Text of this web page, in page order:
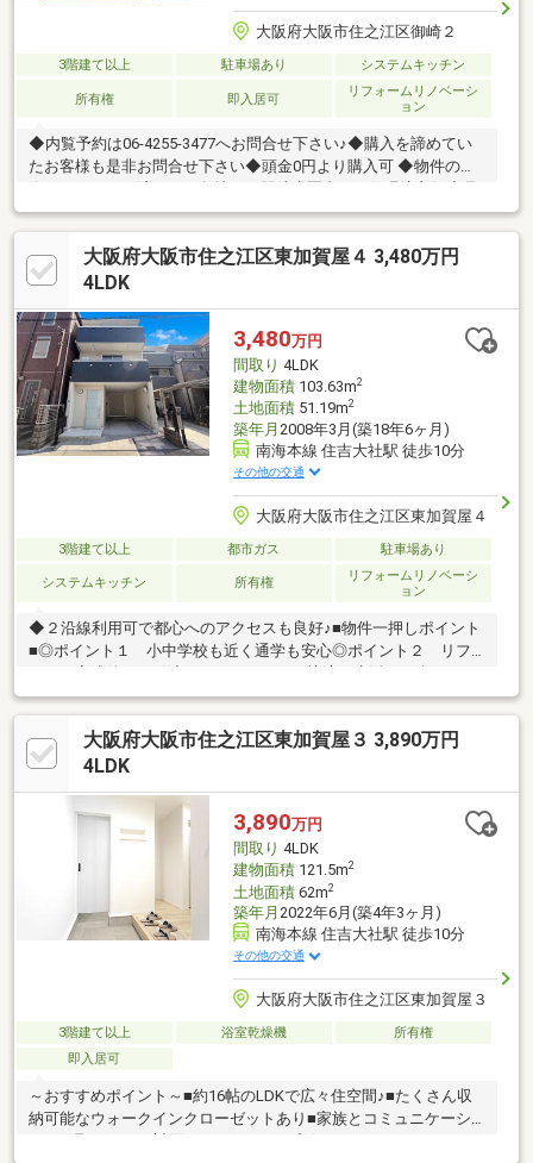
大阪府大阪市住之江区御崎２
3階建て以上 駐車場あり システムキッチン
所有権 即入居可
リフォームリノベーシ
ョン
◆内覧予約は06-4255-3477へお問合せ下さい♪◆購入を諦めてい
たお客様も是非お問合せ下さい◆頭金0円より購入可 ◆物件の特
るだけ大歓迎◆接客対応品質に自信があり◆夜間早朝もお気軽に
ご連絡ください！◆無料送迎可「購入するか分からないけど見る
だけ見たい」「他社の物件もまとめて見てみたい」等 ご購入をご
検討中のお客様にとって、より良い条件でご購入頂く為に精一杯
大阪府大阪市住之江区東加賀屋４ 3,480万円
4LDK
3,480万円
間取り 4LDK
建物面積103.63m2
土地面積51.19m2
築年月 2008年3月(築18年6ヶ月)
南海本線 住吉大社駅 徒歩10分
その他の交通
大阪府大阪市住之江区東加賀屋４
3階建て以上 都市ガス 駐車場あり
システムキッチン 所有権
リフォームリノベーシ
ョン
◆２沿線利用可で都心へのアクセスも良好♪■物件一押しポイント
■◎ポイント１ 小中学校も近く通学も安心◎ポイント２ リフ
ォーム完成後のお引渡しなので、すぐに快適な生活をお楽しみい
ただけます。◎ポイント３ 全居室に収納完備◎ポイント４ リ
ビングが見渡せる対面式のキッチン!
◇◆◇◆◇◆◇◆◇◆◇◆◇◆◇◆◇◆◇◆◇◆◇◆◇◆～
内覧予約受付中です！お気軽にお問い合わせ下さい♪ＴＥＬ：06-
宅ローンや保険、不動産に関する税金や法律、その他の手続きの
事など何でもお気軽にご相談下さい。
大阪府大阪市住之江区東加賀屋３ 3,890万円
4LDK
3,890万円
間取り 4LDK
建物面積121.5m2
土地面積62m2
築年月 2022年6月(築4年3ヶ月)
南海本線 住吉大社駅 徒歩10分
その他の交通
大阪府大阪市住之江区東加賀屋３
3階建て以上 浴室乾燥機
所有権
即入居可
～おすすめポイント～■約16帖のLDKで広々住空間♪■たくさん収
納可能なウォークインクローゼットあり■家族とコミュニケーシ